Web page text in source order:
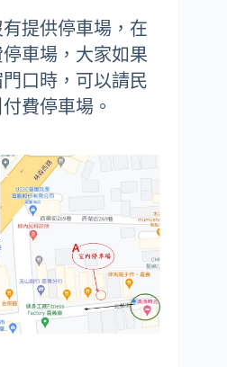
提供停車場，在
車場，大家如果
口時，可以請民
費停車場。